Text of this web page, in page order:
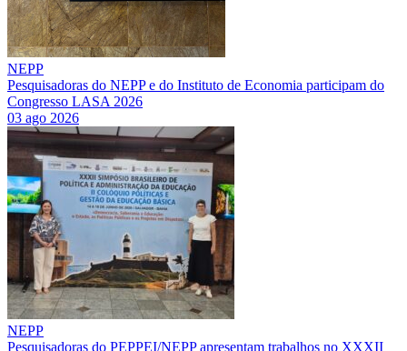
NEPP
Pesquisadoras do NEPP e do Instituto de Economia participam do
Congresso LASA 2026
03 ago 2026
NEPP
Pesquisadoras do PEPPEI/NEPP apresentam trabalhos no XXXII